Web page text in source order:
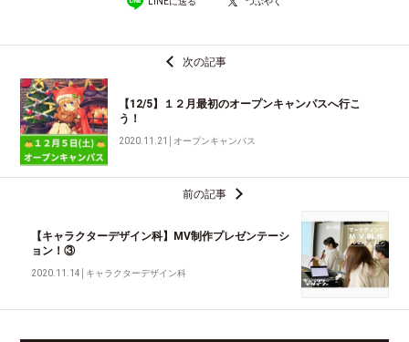
次の記事
【12/5】１２月最初のオープンキャンパスへ行こ
う！
2020.11.21 オープンキャンパス
前の記事
【キャラクターデザイン科】MV制作プレゼンテーシ
ョン！③
2020.11.14 キャラクターデザイン科